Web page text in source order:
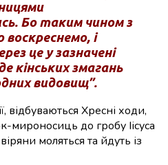
Бо таким чином з
і
це у зазначені
кінських змагань
видовищ”.
відбуваються Хресні ходи,
мироносиць до гробу Іісуса
моляться та йдуть із